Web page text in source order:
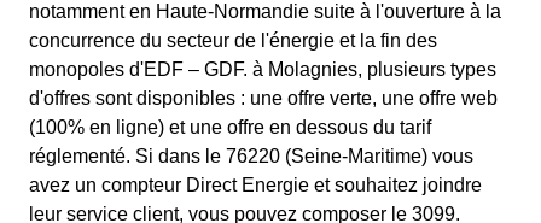
notamment en Haute-Normandie suite à l'ouverture à la
concurrence du secteur de l'énergie et la fin des
monopoles d'EDF – GDF. à Molagnies, plusieurs types
d'offres sont disponibles : une offre verte, une offre web
(100% en ligne) et une offre en dessous du tarif
réglementé. Si dans le 76220 (Seine-Maritime) vous
avez un compteur Direct Energie et souhaitez joindre
leur service client, vous pouvez composer le 3099.